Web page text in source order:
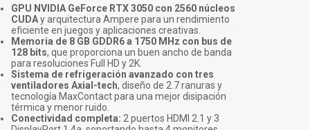
GPU NVIDIA GeForce RTX 3050 con 2560 núcleos
CUDAy arquitectura Ampere para un rendimiento
eficiente en juegos y aplicaciones creativas.
Memoria de 8 GB GDDR6 a 1750 MHz con bus de
128 bits, que proporciona un buen ancho de banda
para resoluciones Full HD y 2K.
Sistema de refrigeración avanzado con tres
ventiladores Axial-tech, diseño de 2.7 ranuras y
tecnología MaxContact para una mejor disipación
térmica y menor ruido.
Conectividad completa: 2 puertos HDMI 2.1 y 3